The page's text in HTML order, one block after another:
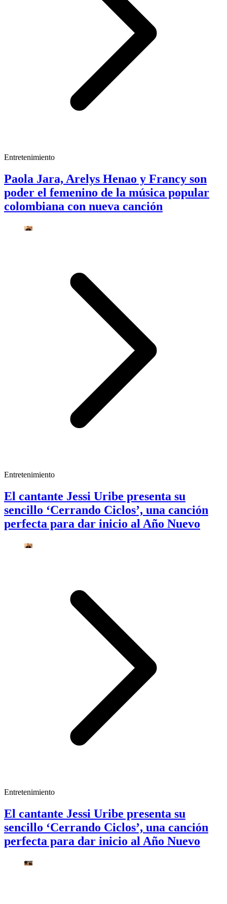
Entretenimiento
Paola Jara, Arelys Henao y Francy son
poder el femenino de la música popular
colombiana con nueva canción
Entretenimiento
El cantante Jessi Uribe presenta su
sencillo ‘Cerrando Ciclos’, una canción
perfecta para dar inicio al Año Nuevo
Entretenimiento
El cantante Jessi Uribe presenta su
sencillo ‘Cerrando Ciclos’, una canción
perfecta para dar inicio al Año Nuevo